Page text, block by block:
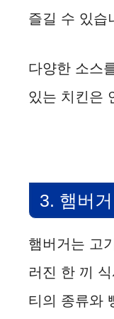
즐길 수 있습
다양한 소스
있는 치킨은
3. 햄버거
햄버거는 고
러진 한 끼
티의 종류와